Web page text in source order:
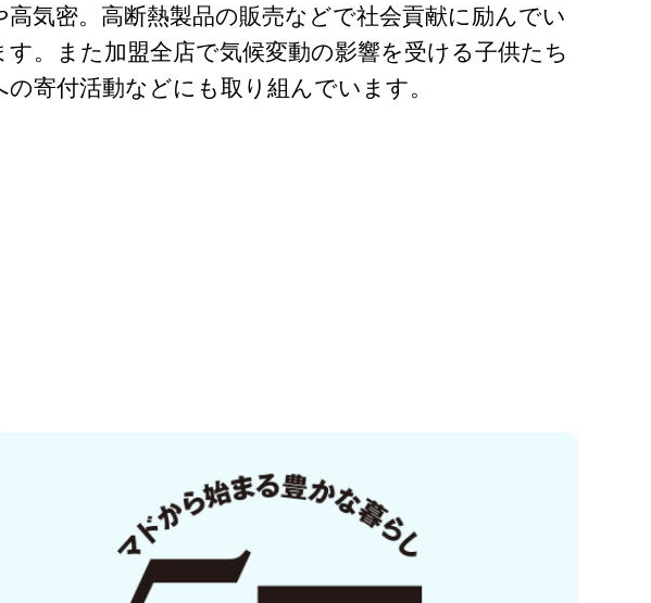
高気密。高断熱製品の販売などで社会貢献に励んでい
す。また加盟全店で気候変動の影響を受ける子供たち
の寄付活動などにも取り組んでいます。